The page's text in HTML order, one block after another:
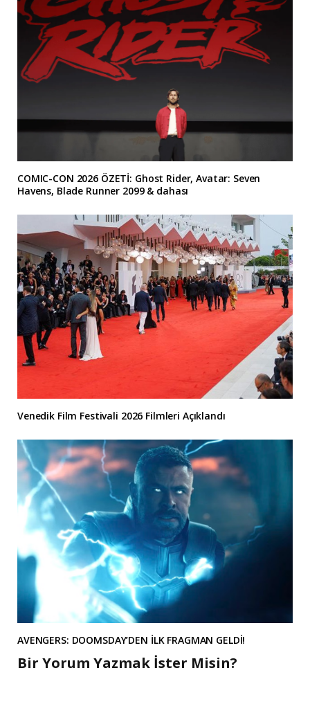
COMIC-CON 2026 ÖZETİ: Ghost Rider, Avatar: Seven
Havens, Blade Runner 2099 & dahası
Venedik Film Festivali 2026 Filmleri Açıklandı
AVENGERS: DOOMSDAY’DEN İLK FRAGMAN GELDİ!
Bir Yorum Yazmak İster Misin?